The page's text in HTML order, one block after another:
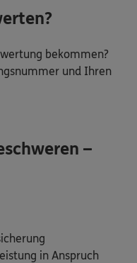
bekommen?
und Ihren
–
in Anspruch